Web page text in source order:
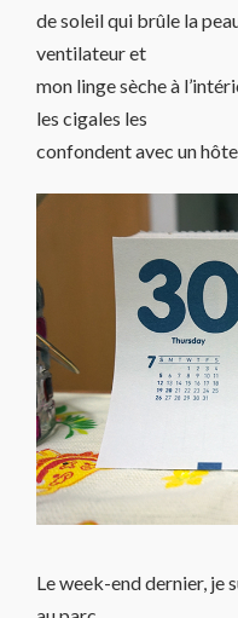
de soleil qui brûle la
ventilateur et
mon linge sèche à
les cigales les
confondent avec un
Le week-end dernier, je